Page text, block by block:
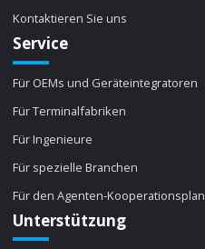
Kontaktieren Sie uns
Service
Für OEMs und Geräteintegratoren
Für Terminalfabriken
Für Ingenieure
Für spezielle Branchen
Für den Agenten-Kooperationsplan
Unterstützung